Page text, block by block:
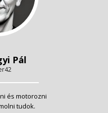
Pál
és motorozni
tudok.